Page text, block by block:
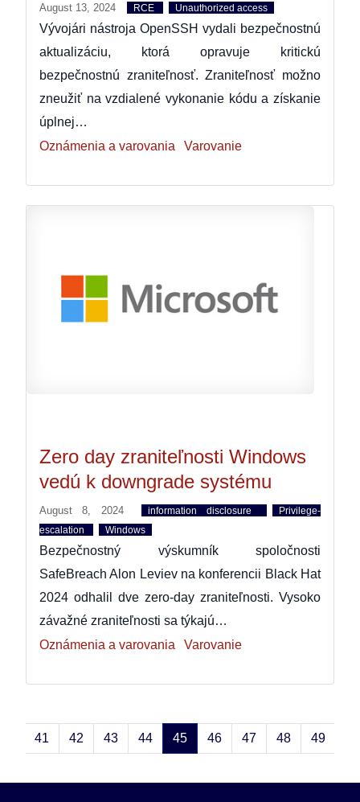
August 13, 2024 RCE Unauthorized access
Vývojári nástroja OpenSSH vydali bezpečnostnú
aktualizáciu, ktorá opravuje kritickú
bezpečnostnú zraniteľnosť. Zraniteľnosť možno
zneužiť na vzdialené vykonanie kódu a získanie
úplnej…
Oznámenia a varovania
Varovanie
Zero day zraniteľnosti Windows
vedú k downgrade systému
August 8, 2024 information disclosure
Privilege-
escalation
Windows
Bezpečnostný výskumník spoločnosti
SafeBreach Alon Leviev na konferencii Black Hat
2024 odhalil dve zero-day zraniteľnosti. Vysoko
závažné zraniteľnosti sa týkajú…
Oznámenia a varovania
Varovanie
41 42 43 44 45 46 47 48 49